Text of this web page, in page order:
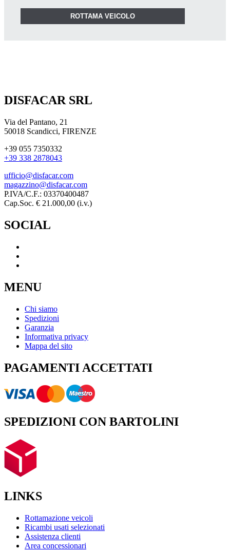
ROTTAMA VEICOLO
DISFACAR SRL
Via del Pantano, 21
50018 Scandicci, FIRENZE
+39 055 7350332
+39 338 2878043
ufficio@disfacar.com
magazzino@disfacar.com
P.IVA/C.F.: 03370400487
Cap.Soc. € 21.000,00 (i.v.)
SOCIAL
MENU
Chi siamo
Spedizioni
Garanzia
Informativa privacy
Mappa del sito
PAGAMENTI ACCETTATI
SPEDIZIONI CON BARTOLINI
LINKS
Rottamazione veicoli
Ricambi usati selezionati
Assistenza clienti
Area concessionari